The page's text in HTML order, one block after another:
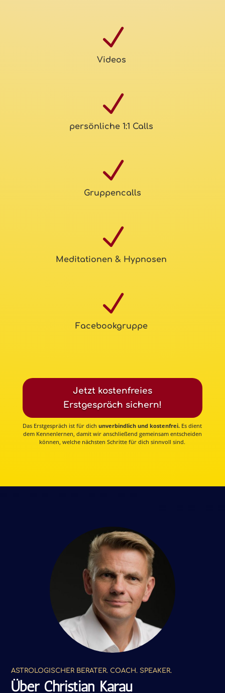
N
Videos
N
persönliche 1:1 Calls
N
Gruppencalls
N
Meditationen & Hypnosen
N
Facebookgruppe
Jetzt kostenfreies
Erstgespräch sichern!
Das Erstgespräch ist für dichunverbindlich und kostenfrei. Es dient
dem Kennenlernen, damit wir anschließend gemeinsam entscheiden
können, welche nächsten Schritte für dich sinnvoll sind.
ASTROLOGISCHER BERATER. COACH. SPEAKER.
Über Christian Karau